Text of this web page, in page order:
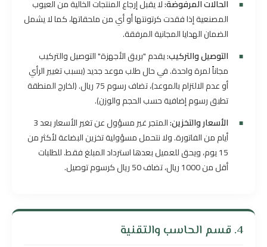
الحالات المرفوضة:لا يقبل إرجاع المنتجات الخالية من العيوب
المصنعية إذا فقدت كرتونتها أو أي من ملحقاتها، كما لا يشمل
الضمان الهدايا المجانية المرفقة.
التوصيل والتركيب:يقدم "بريق الأجهزة" التوصيل والتركيب
مجاناً لمرة واحدة. في حال طلب موعد جديد (بسبب تغيير الرأي
أو عدم الالتزام بالموعد)، تضاف رسوم 75 ريال. (لخارج المنطقة
تطبق رسوم إضافية حسب الحجم والوزن).
الأسعار والتخزين:
المتجر غير مسؤول عن تغير الأسعار بعد 3
أيام من الفاتورة. ولا نتحمل مسؤولية تخزين البضاعة لأكثر من
15 يوم، ويحق للعميل بعدها استرداد المبلغ فقط. للطلبات
أقل من 1000 ريال، تضاف 50 ريال كرسوم توصيل.
4. قسم الحاسب والتقنية